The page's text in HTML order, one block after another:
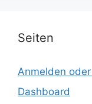
Seiten
Anmelden
Dashboard